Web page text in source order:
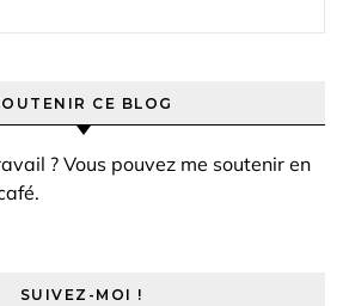
CE BLOG
? Vous pouvez me soutenir en
SUIVEZ-MOI !